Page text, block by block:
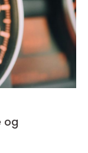
og